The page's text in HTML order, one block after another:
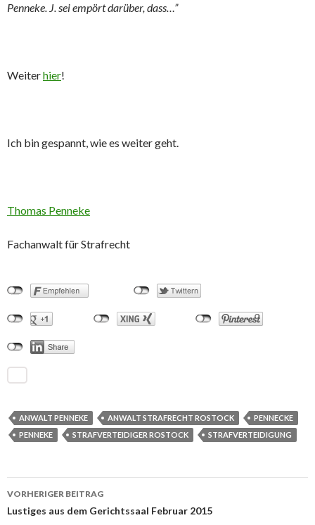
Penneke. J. sei empört darüber, dass…”
Weiterhier!
Ich bin gespannt, wie es weiter geht.
Thomas Penneke
Fachanwalt für Strafrecht
ANWALT PENNEKE ANWALT STRAFRECHT ROSTOCK
PENNECKE
PENNEKE
STRAFVERTEIDIGER ROSTOCK STRAFVERTEIDIGUNG
Beitrags-
VORHERIGER BEITRAG
Lustiges aus dem Gerichtssaal Februar 2015